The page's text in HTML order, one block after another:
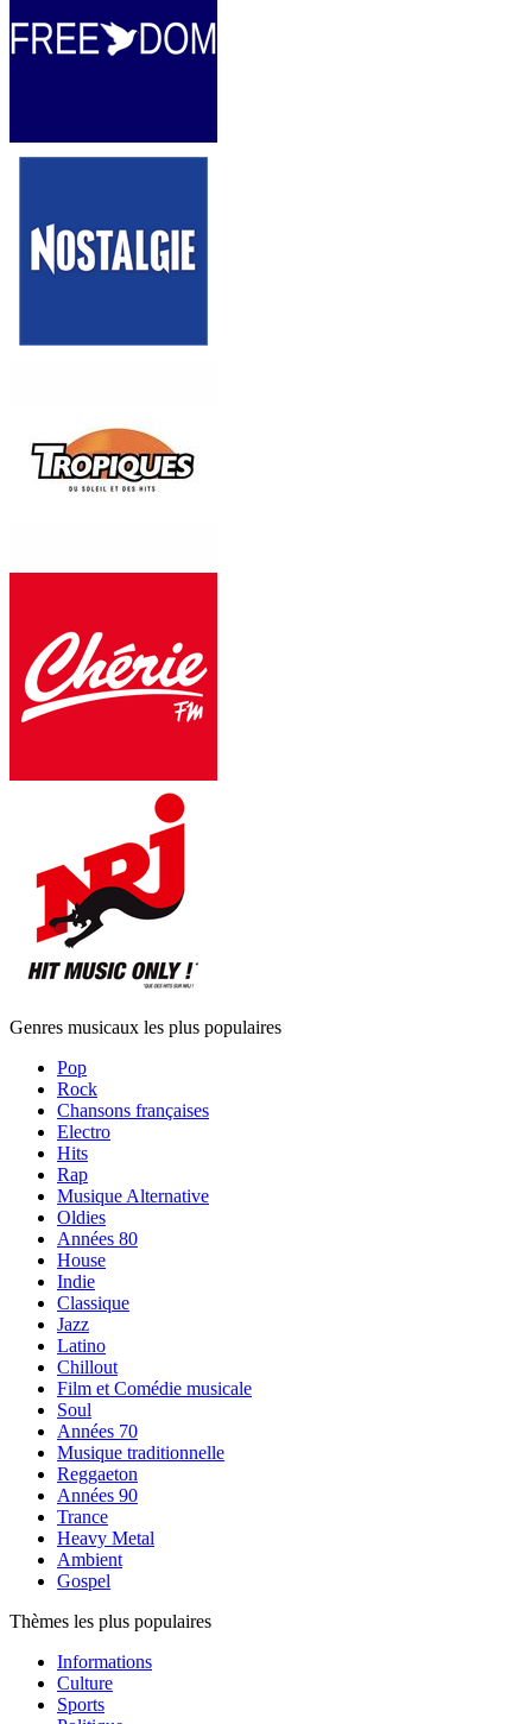
Genres musicaux les plus populaires
Pop
Rock
Chansons françaises
Electro
Hits
Rap
Musique Alternative
Oldies
Années 80
House
Indie
Classique
Jazz
Latino
Chillout
Film et Comédie musicale
Soul
Années 70
Musique traditionnelle
Reggaeton
Années 90
Trance
Heavy Metal
Ambient
Gospel
Thèmes les plus populaires
Informations
Culture
Sports